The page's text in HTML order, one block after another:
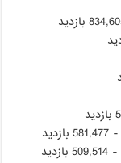
- 581,477 بازدید
- 509,514 بازدید